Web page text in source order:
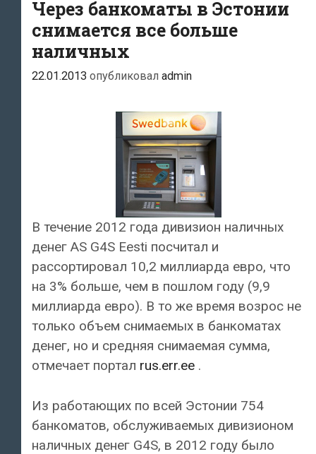
Через банкоматы в Эстонии
снимается все больше
наличных
22.01.2013 опубликовал admin
В течение 2012 года дивизион наличных
денег AS G4S Eesti посчитал и
рассортировал 10,2 миллиарда евро, что
на 3% больше, чем в пошлом году (9,9
миллиарда евро). В то же время возрос не
только объем снимаемых в банкоматах
денег, но и средняя снимаемая сумма,
отмечает портал rus.err.ee .
Из работающих по всей Эстонии 754
банкоматов, обслуживаемых дивизионом
наличных денег G4S, в 2012 году было